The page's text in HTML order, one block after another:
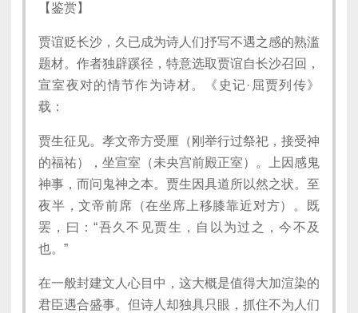
【鉴赏】
贾谊贬长沙，久已成为诗人们抒写不遇之感的熟滥
题材。作者独辟蹊径，特意选取贾谊自长沙召回，
宣室夜对的情节作为诗材。《史记·屈贾列传》
载：
贾生征见。孝文帝方受厘（刚举行过祭祀，接受神
的福祐），坐宣室（未央宫前殿正室）。上因感鬼
神事，而问鬼神之本。贾生因具道所以然之状。至
夜半，文帝前席（在坐席上移膝靠近对方）。既
罢，曰：“吾久不见贾生，自以为过之，今不及
也。”
在一般封建文人心目中，这大概是值得大加渲染的
君臣遇合盛事。但诗人却独具只眼，抓住不为人们